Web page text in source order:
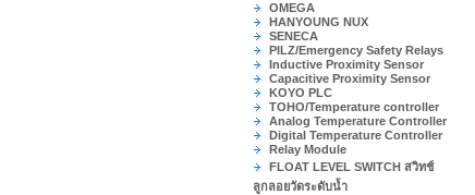
OMEGA
HANYOUNG NUX
SENECA
PILZ/Emergency Safety Relays
Inductive Proximity Sensor
Capacitive Proximity Sensor
KOYO PLC
TOHO/Temperature controller
Analog Temperature Controller
Digital Temperature Controller
Relay Module
FLOAT LEVEL SWITCH สวิทช์
ลูกลอยวัดระดับน้ำ